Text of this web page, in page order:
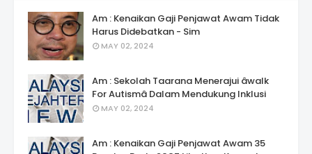
Am : Kenaikan Gaji Penjawat Awam Tidak
Harus Didebatkan - Sim
MAY 02, 2024
Am : Sekolah Taarana Menerajui âwalk
For Autismâ Dalam Mendukung Inklusi
MAY 02, 2024
Am : Kenaikan Gaji Penjawat Awam 35